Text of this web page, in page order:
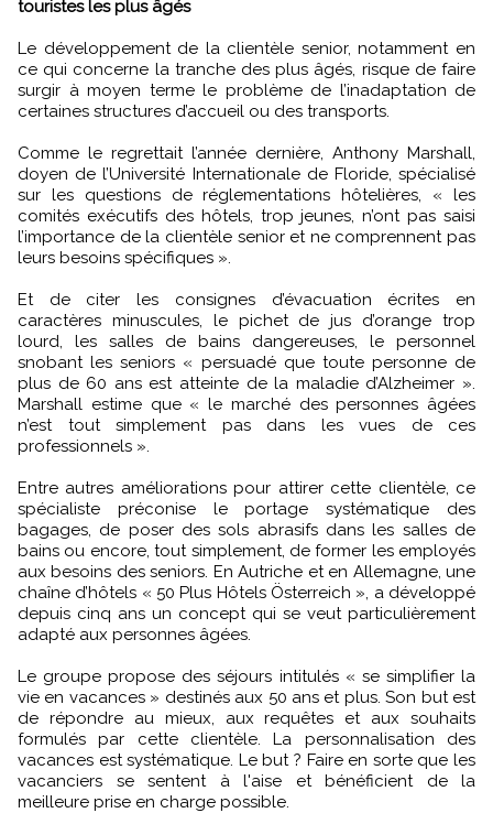
touristes les plus âgés
Le développement de la clientèle senior, notamment en
ce qui concerne la tranche des plus âgés, risque de faire
surgir à moyen terme le problème de l’inadaptation de
certaines structures d’accueil ou des transports.
Comme le regrettait l’année dernière, Anthony Marshall,
doyen de l’Université Internationale de Floride, spécialisé
sur les questions de réglementations hôtelières, « les
comités exécutifs des hôtels, trop jeunes, n’ont pas saisi
l’importance de la clientèle senior et ne comprennent pas
leurs besoins spécifiques ».
Et de citer les consignes d’évacuation écrites en
caractères minuscules, le pichet de jus d’orange trop
lourd, les salles de bains dangereuses, le personnel
snobant les seniors « persuadé que toute personne de
plus de 60 ans est atteinte de la maladie d’Alzheimer ».
Marshall estime que « le marché des personnes âgées
n’est tout simplement pas dans les vues de ces
professionnels ».
Entre autres améliorations pour attirer cette clientèle, ce
spécialiste préconise le portage systématique des
bagages, de poser des sols abrasifs dans les salles de
bains ou encore, tout simplement, de former les employés
aux besoins des seniors. En Autriche et en Allemagne, une
chaîne d’hôtels « 50 Plus Hôtels Österreich », a développé
depuis cinq ans un concept qui se veut particulièrement
adapté aux personnes âgées.
Le groupe propose des séjours intitulés « se simplifier la
vie en vacances » destinés aux 50 ans et plus. Son but est
de répondre au mieux, aux requêtes et aux souhaits
formulés par cette clientèle. La personnalisation des
vacances est systématique. Le but ? Faire en sorte que les
vacanciers se sentent à l'aise et bénéficient de la
meilleure prise en charge possible.